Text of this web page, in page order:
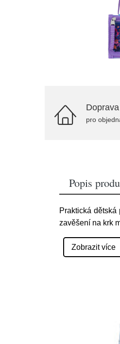
pro
Popis
Praktická
zavěšení na krk
Zobrazit více